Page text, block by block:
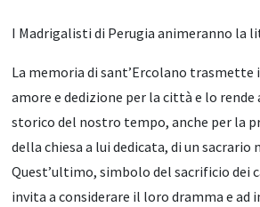
I Madrigalisti di Perugia animeranno la
La memoria di sant’Ercolano trasmette
amore e dedizione per la città e lo
storico del nostro tempo, anche per la
della chiesa a lui dedicata, di un sacrario
Quest’ultimo, simbolo del sacrificio dei
invita a considerare il loro dramma e ad